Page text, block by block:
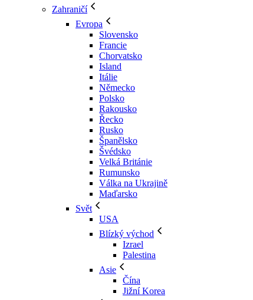
Zahraničí
Evropa
Slovensko
Francie
Chorvatsko
Island
Itálie
Německo
Polsko
Rakousko
Řecko
Rusko
Španělsko
Švédsko
Velká Británie
Rumunsko
Válka na Ukrajině
Maďarsko
Svět
USA
Blízký východ
Izrael
Palestina
Asie
Čína
Jižní Korea